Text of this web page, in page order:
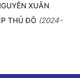
XUÂN
THỦ ĐÔ (2024-